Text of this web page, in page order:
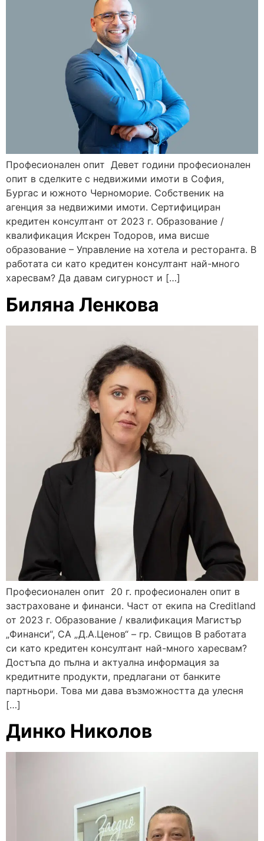
Професионален опит Девет години професионален
опит в сделките с недвижими имоти в София,
Бургас и южното Черноморие. Собственик на
агенция за недвижими имоти. Сертифициран
кредитен консултант от 2023 г. Образование /
квалификация Искрен Тодоров, има висше
образование – Управление на хотела и ресторанта. В
работата си като кредитен консултант най-много
харесвам? Да давам сигурност и […]
Биляна Ленкова
Професионален опит 20 г. професионален опит в
застраховане и финанси. Част от екипа на Creditland
от 2023 г. Образование / квалификация Магистър
„Финанси“, СА „Д.А.Ценов“ – гр. Свищов В работата
си като кредитен консултант най-много харесвам?
Достъпа до пълна и актуална информация за
кредитните продукти, предлагани от банките
партньори. Това ми дава възможността да улесня
[…]
Динко Николов